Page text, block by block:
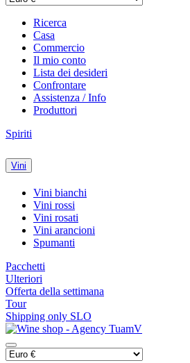
Ricerca
Casa
Commercio
Il mio conto
Lista dei desideri
Confrontare
Assistenza / Info
Produttori
Spiriti
Vini
Vini bianchi
Vini rossi
Vini rosati
Vini arancioni
Spumanti
Pacchetti
Ulteriori
Offerta della settimana
Tour
Shipping only SLO